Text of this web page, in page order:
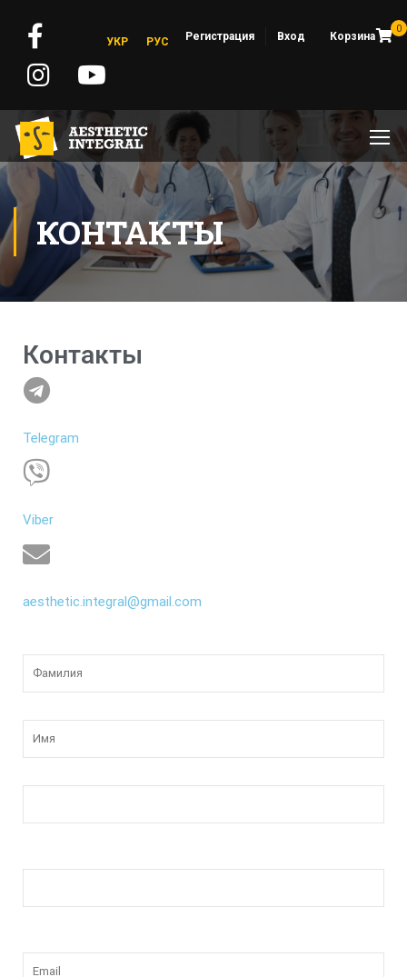
0
Регистрация Вход Корзина
УКР РУС
КОНТАКТЫ
Контакты
Telegram
Viber
aesthetic.integral@gmail.com